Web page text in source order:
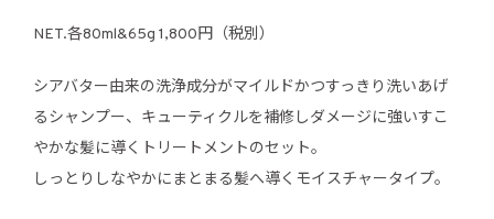
NET.各80ml&65g 1,800円（税別）
シアバター由来の洗浄成分がマイルドかつすっきり洗いあげ
るシャンプー、キューティクルを補修しダメージに強いすこ
やかな髪に導くトリートメントのセット。
しっとりしなやかにまとまる髪へ導くモイスチャータイプ。